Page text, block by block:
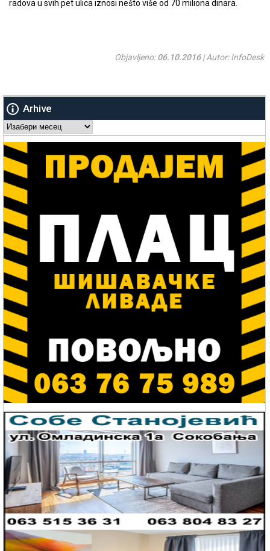
radova u svih pet ulica iznosi nešto više od 70 miliona dinara.
Objavljeno:06.10.2016| Autor: InfoDesk
Arhive
Arhive